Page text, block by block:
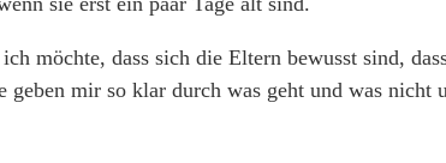
möchte, dass sich die Eltern bewusst sind,
geben mir so klar durch was geht und was